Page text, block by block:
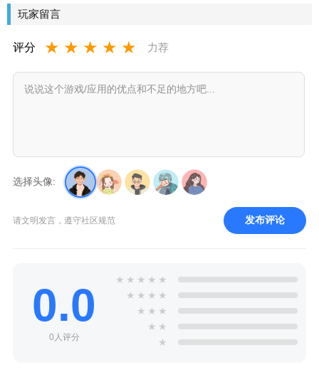
课堂
玩家留言
评分 ★ ★ ★ ★ ★ 力荐
选择头像:
请文明发言，遵守社区规范 发布评论
0.0
0人评分
★ ★ ★ ★ ★
★ ★ ★ ★
★ ★ ★
★ ★
★